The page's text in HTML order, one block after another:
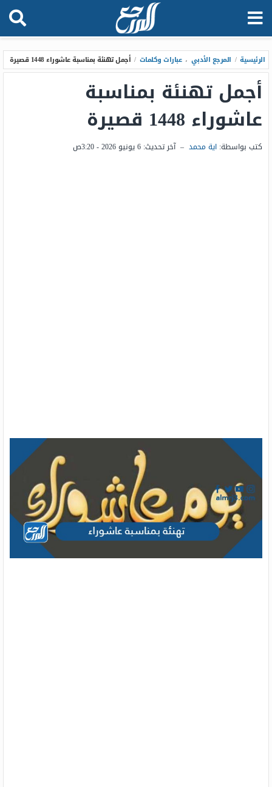
الرئيسية / المرجع الأدبي ، عبارات وكلمات / أجمل تهنئة بمناسبة عاشوراء 1448 قصيرة
أجمل تهنئة بمناسبة
عاشوراء 1448 قصيرة
كتب بواسطة: اية محمد – آخر تحديث: 6 يونيو 2026 - 3:20ص